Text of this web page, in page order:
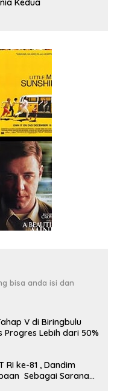
Kedua
bisa anda isi dan
V di Biringbulu
Progres Lebih dari 50%
RI ke-81 , Dandim
Sebagai Sarana